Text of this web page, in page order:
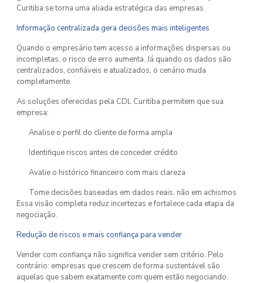
Curitiba se torna uma aliada estratégica das empresas.
Informação centralizada gera decisões mais inteligentes
Quando o empresário tem acesso a informações dispersas ou
incompletas, o risco de erro aumenta. Já quando os dados são
centralizados, confiáveis e atualizados, o cenário muda
completamente.
As soluções oferecidas pela CDL Curitiba permitem que sua
empresa:
Analise o perfil do cliente de forma ampla
Identifique riscos antes de conceder crédito
Avalie o histórico financeiro com mais clareza
Tome decisões baseadas em dados reais, não em achismos
Essa visão completa reduz incertezas e fortalece cada etapa da
negociação.
Redução de riscos e mais confiança para vender
Vender com confiança não significa vender sem critério. Pelo
contrário: empresas que crescem de forma sustentável são
aquelas que sabem exatamente com quem estão negociando.